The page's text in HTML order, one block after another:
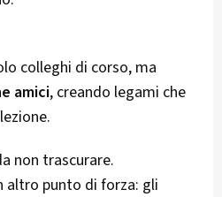
colleghi di corso, ma
amici, creando legami che
non trascurare.
altro punto di forza: gli